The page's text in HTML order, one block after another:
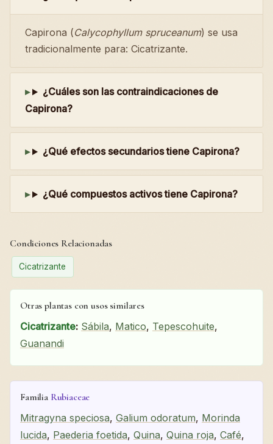
Capirona (Calycophyllum spruceanum) se usa
tradicionalmente para: Cicatrizante.
¿Cuáles son las contraindicaciones de
Capirona?
¿Qué efectos secundarios tiene Capirona?
¿Qué compuestos activos tiene Capirona?
Condiciones Relacionadas
Cicatrizante
Otras plantas con usos similares
Cicatrizante: Sábila, Matico, Tepescohuite,
Guanandi
Familia Rubiaceae
Mitragyna speciosa, Galium odoratum, Morinda
lucida, Paederia foetida, Quina, Quina roja, Café,